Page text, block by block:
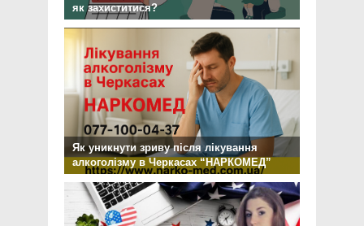
як захиститися?
Як уникнути зриву після лікування
алкоголізму в Черкасах “НАРКОМЕД”